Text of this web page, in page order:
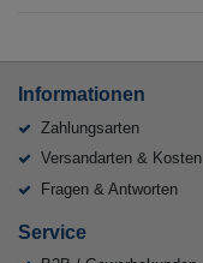
Informationen
Zahlungsarten
Versandarten & Kosten
Fragen & Antworten
Service